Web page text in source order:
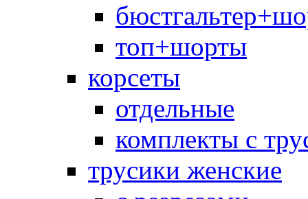
топ+шорты
корсеты
отдельные
комплекты с
трусики женские